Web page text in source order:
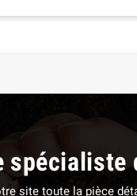
site toute la pièce